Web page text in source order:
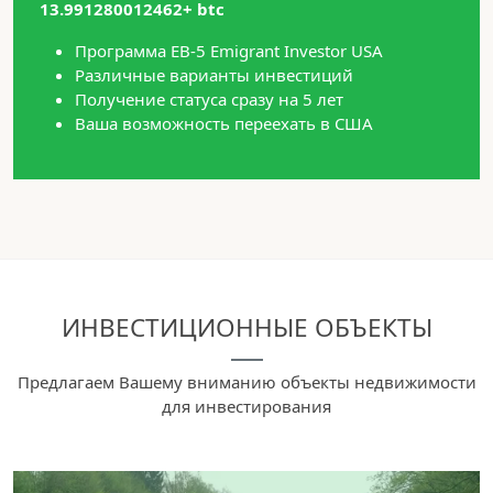
13.991280012462+ btc
Программа EB-5 Emigrant Investor USA
Различные варианты инвестиций
Получение статуса сразу на 5 лет
Ваша возможность переехать в США
ИНВЕСТИЦИОННЫЕ ОБЪЕКТЫ
Предлагаем Вашему вниманию объекты недвижимости
для инвестирования